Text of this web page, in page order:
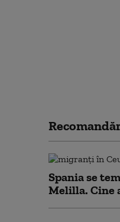
Spania se
Melilla. Cine